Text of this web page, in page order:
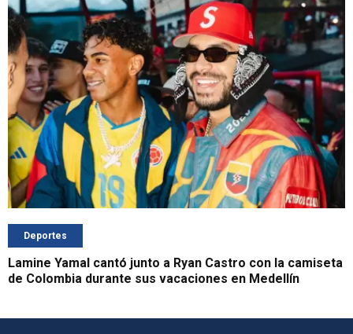
Deportes
Lamine Yamal cantó junto a Ryan Castro con la camiseta
de Colombia durante sus vacaciones en Medellín